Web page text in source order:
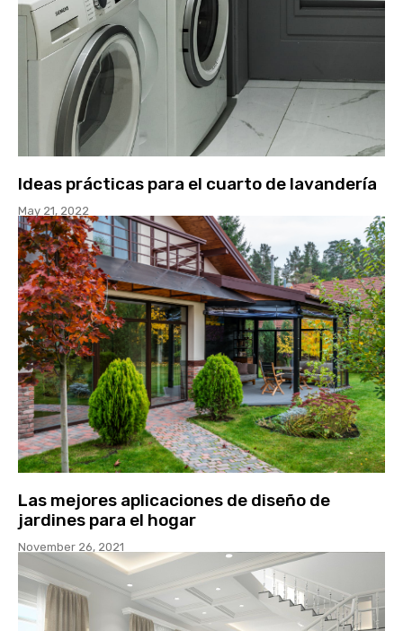
Ideas prácticas para el cuarto de lavandería
May 21, 2022
Las mejores aplicaciones de diseño de
jardines para el hogar
November 26, 2021